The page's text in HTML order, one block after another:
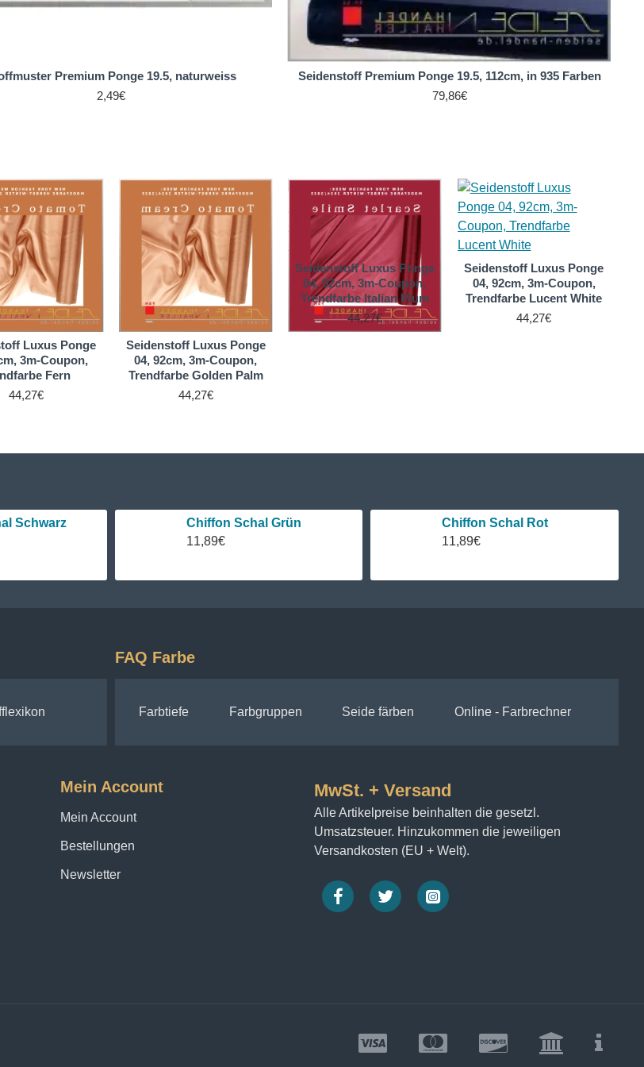
Premium Ponge 19.5, naturweiss
2,49€
Seidenstoff Premium Ponge 19.5, 112cm, in 935 Farben
79,86€
Luxus Ponge
3m-Coupon,
Fern
44,27€
Seidenstoff Luxus Ponge
04, 92cm, 3m-Coupon,
Trendfarbe Golden Palm
44,27€
Seidenstoff Luxus Ponge
04, 92cm, 3m-Coupon,
Trendfarbe Italian Plum
44,27€
Seidenstoff Luxus Ponge
04, 92cm, 3m-Coupon,
Trendfarbe Lucent White
44,27€
Schwarz
Chiffon Schal Grün
11,89€
Chiffon Schal Rot
11,89€
FAQ Farbe
Farbtiefe Farbgruppen Seide färben Online - Farbrechner
Mein Account
Mein Account
Bestellungen
Newsletter
MwSt. + Versand
Alle Artikelpreise beinhalten die gesetzl.
Umsatzsteuer. Hinzukommen die jeweiligen
Versandkosten (EU + Welt).